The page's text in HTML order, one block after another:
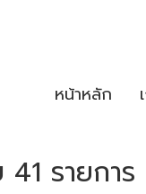
หน้าหลัก
รายการ